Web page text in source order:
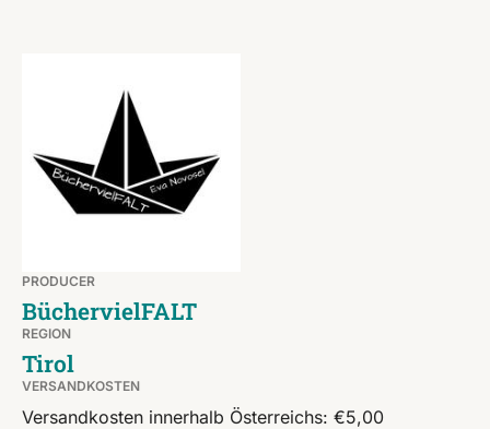
PRODUCER
BüchervielFALT
REGION
Tirol
VERSANDKOSTEN
Versandkosten innerhalb Österreichs: €5,00